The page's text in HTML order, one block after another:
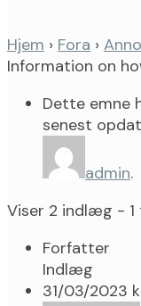
Hjem › Fora ›
Information on
Dette emne
senest
admin.
Viser 2 indlæg - 1
Forfatter
Indlæg
31/03/2023